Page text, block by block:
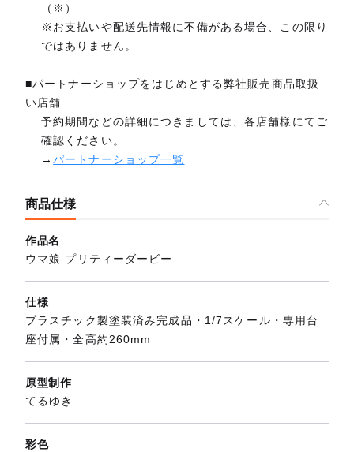
（※）
※お支払いや配送先情報に不備がある場合、この限り
ではありません。
■パートナーショップをはじめとする弊社販売商品取扱
い店舗
予約期間などの詳細につきましては、各店舗様にてご
確認ください。
→パートナーショップ一覧
商品仕様
作品名
ウマ娘 プリティーダービー
仕様
プラスチック製塗装済み完成品・1/7スケール・専用台
座付属・全高約260mm
原型制作
てるゆき
彩色